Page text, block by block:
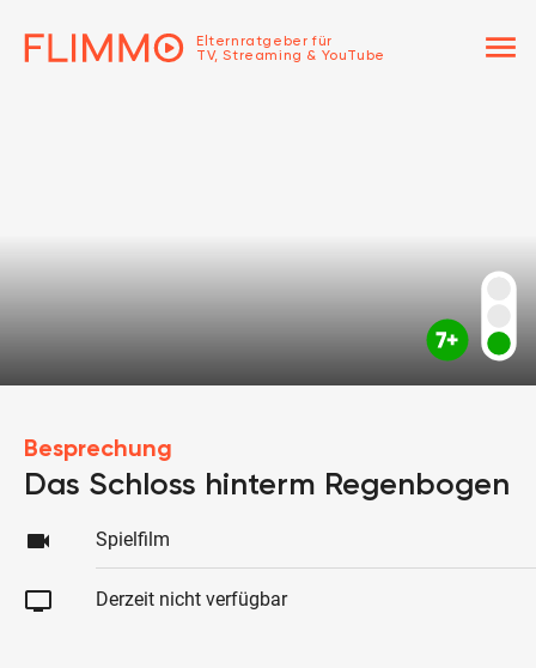
Elternratgeber für
TV, Streaming & YouTube
menu
Besprechung
Das Schloss hinterm Regenbogen
videocam Spielfilm
tv Derzeit nicht verfügbar